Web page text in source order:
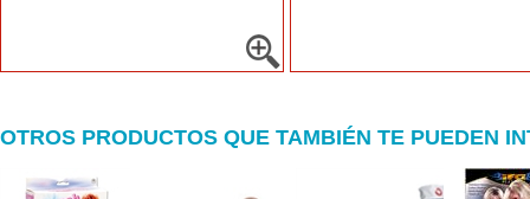
OTROS PRODUCTOS QUE TAMBIÉN TE PUEDEN